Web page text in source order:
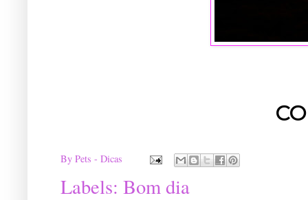
By Pets - Dicas
Labels: Bom dia